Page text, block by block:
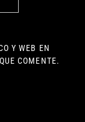
Y WEB EN
COMENTE.